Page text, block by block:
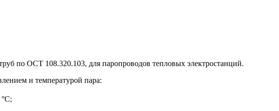
по ОСТ 108.320.103, для паропроводов тепловых электростанций.
и температурой пара: